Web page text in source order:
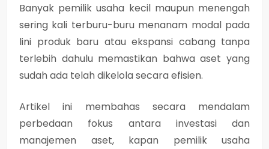
Banyak pemilik usaha kecil maupun menengah
sering kali terburu-buru menanam modal pada
lini produk baru atau ekspansi cabang tanpa
terlebih dahulu memastikan bahwa aset yang
sudah ada telah dikelola secara efisien.
Artikel ini membahas secara mendalam
perbedaan fokus antara investasi dan
manajemen aset, kapan pemilik usaha